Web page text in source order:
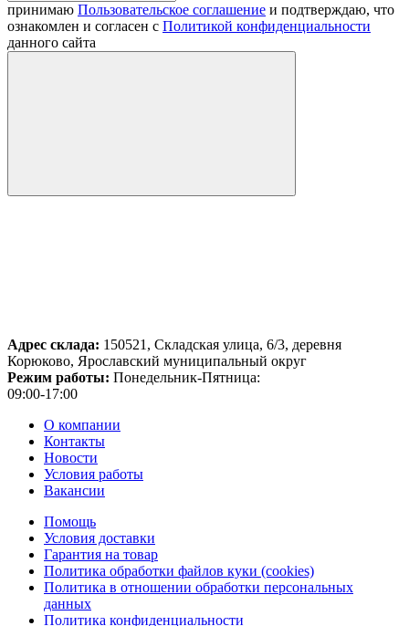
принимаю Пользовательское соглашение и подтверждаю, что
ознакомлен и согласен с Политикой конфиденциальности
данного сайта
Адрес склада: 150521, Складская улица, 6/3, деревня
Корюково, Ярославский муниципальный округ
Режим работы: Понедельник-Пятница:
09:00-17:00
О компании
Контакты
Новости
Условия работы
Вакансии
Помощь
Условия доставки
Гарантия на товар
Политика обработки файлов куки (cookies)
Политика в отношении обработки персональных
данных
Политика конфиденциальности